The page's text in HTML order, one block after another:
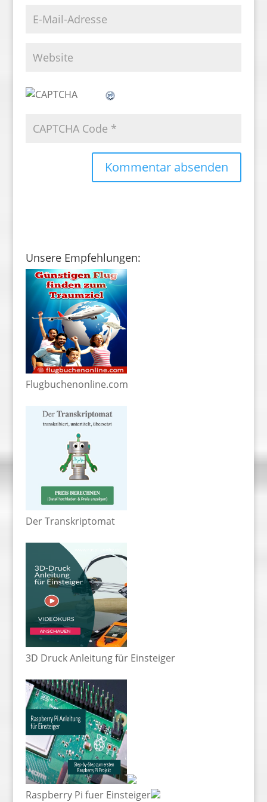
Unsere Empfehlungen:
Flugbuchenonline.com
Der Transkriptomat
3D Druck Anleitung für Einsteiger
Raspberry Pi fuer Einsteiger